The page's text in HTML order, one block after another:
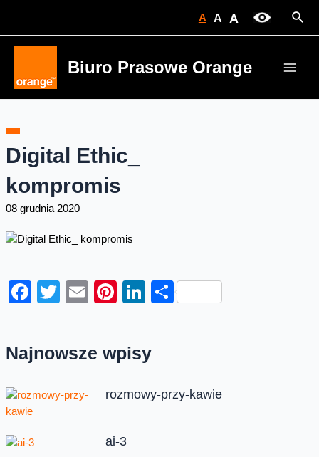
A A A
Biuro Prasowe Orange
Digital Ethic_
kompromis
08 grudnia 2020
Facebook
Twitter
EmailPinterest
LinkedIn
Share
Najnowsze wpisy
rozmowy-przy-kawie
ai-3